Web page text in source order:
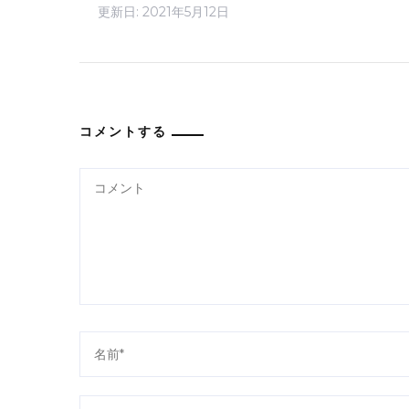
更新日: 2021年5月12日
コメントする